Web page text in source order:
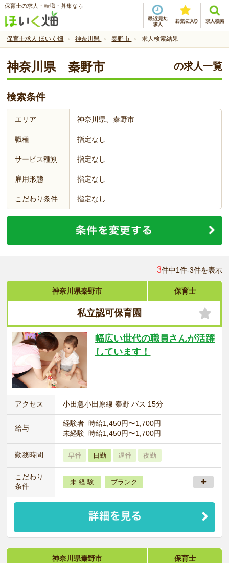
保育士の求人・転職・募集なら
保育士求人 ほいく畑 神奈川県 秦野市 求人検索結果
神奈川県 秦野市 の求人一覧
検索条件
エリア 神奈川県、秦野市
職種 指定なし
サービス種別 指定なし
雇用形態 指定なし
こだわり条件 指定なし
3件中1件-3件を表示
神奈川県秦野市 保育士
私立認可保育園
幅広い世代の職員さんが活躍
しています！
アクセス 小田急小田原線 秦野 バス 15分
給与
経験者 時給1,450円〜1,700円
未経験 時給1,450円〜1,700円
勤務時間 早番 日勤 遅番 夜勤
こだわり
条件
未 経 験 ブランク
神奈川県秦野市 保育士